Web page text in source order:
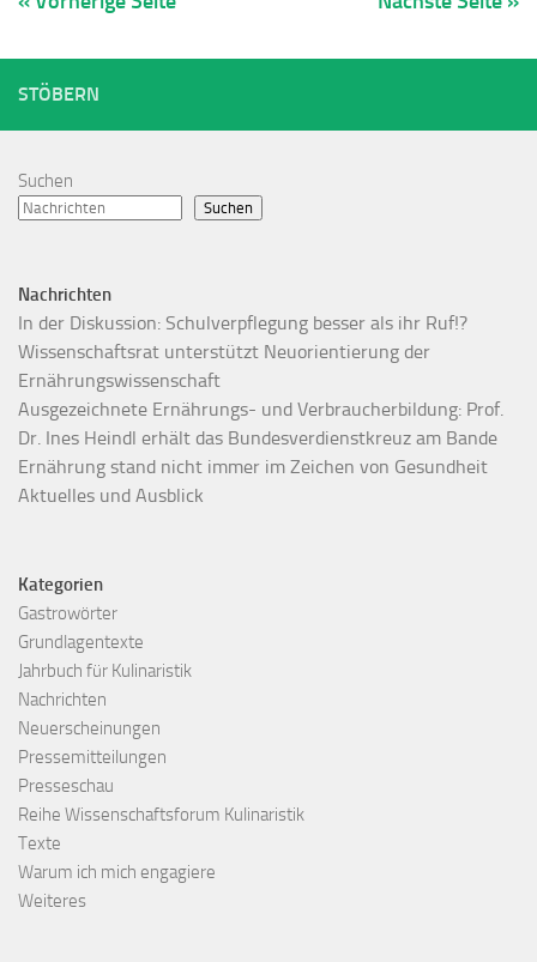
STÖBERN
Suchen
Suchen
Nachrichten
In der Diskussion: Schulverpflegung besser als ihr Ruf!?
Wissenschaftsrat unterstützt Neuorientierung der
Ernährungswissenschaft
Ausgezeichnete Ernährungs- und Verbraucherbildung: Prof.
Dr. Ines Heindl erhält das Bundesverdienstkreuz am Bande
Ernährung stand nicht immer im Zeichen von Gesundheit
Aktuelles und Ausblick
Kategorien
Gastrowörter
Grundlagentexte
Jahrbuch für Kulinaristik
Nachrichten
Neuerscheinungen
Pressemitteilungen
Presseschau
Reihe Wissenschaftsforum Kulinaristik
Texte
Warum ich mich engagiere
Weiteres